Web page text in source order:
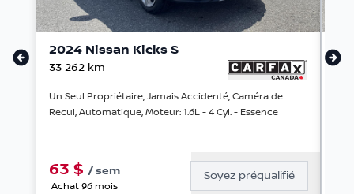
2024 Nissan Kicks S
33 262 km
Un Seul Propriétaire, Jamais Accidenté, Caméra de
Recul, Automatique, Moteur: 1.6L - 4 Cyl. - Essence
63 $ / sem
Achat 96 mois
Soyez préqualifié